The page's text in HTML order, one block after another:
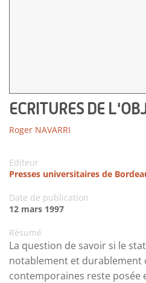
ECRITURES DE
Roger NAVARRI
Editeur
Presses universitaires de
Date de publication
12 mars 1997
Résumé
La question de savoir si le
notablement et durablement
contemporaines reste posée